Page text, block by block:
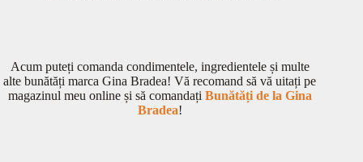
Acum puteți comanda condimentele, ingredientele și multe
alte bunătăți marca Gina Bradea! Vă recomand să vă uitați pe
magazinul meu online și să comandați Bunătăți de la Gina
Bradea!